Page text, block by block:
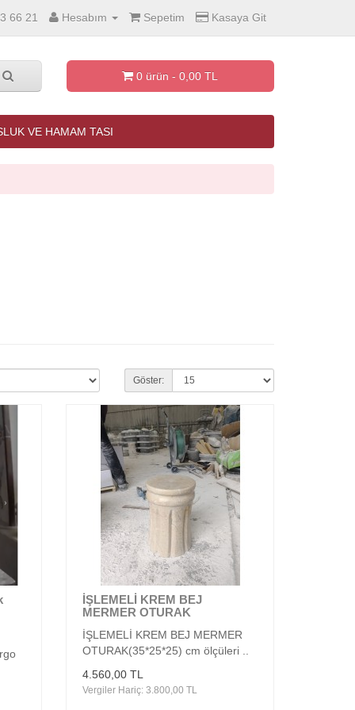
66 21 Hesabım Sepetim Kasaya Git
0 ürün - 0,00 TL
VE HAMAM TASI
Göster:
İŞLEMELİ KREM BEJ
MERMER OTURAK
İŞLEMELİ KREM BEJ MERMER
OTURAK(35*25*25) cm ölçüleri ..
4.560,00 TL
Vergiler Hariç: 3.800,00 TL